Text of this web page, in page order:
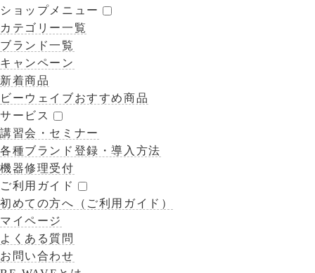
ショップメニュー
カテゴリー一覧
ブランド一覧
キャンペーン
新着商品
ビーウェイブおすすめ商品
サービス
講習会・セミナー
各種ブランド登録・導入方法
機器修理受付
ご利用ガイド
初めての方へ（ご利用ガイド）
マイページ
よくある質問
お問い合わせ